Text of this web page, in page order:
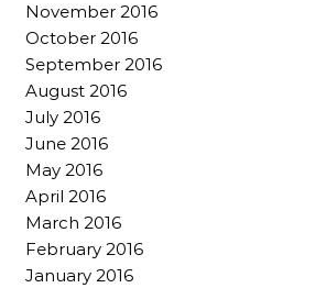
November 2016
October 2016
September 2016
August 2016
July 2016
June 2016
May 2016
April 2016
March 2016
February 2016
January 2016